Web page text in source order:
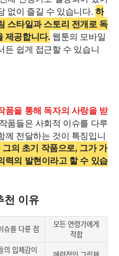
없이 즐길 수 있습니다.하
스타일과 스토리 전개로 독
제공합니다. 웹툰의 모바일
든 쉽게 접근할 수 있습니
품을 통해 독자의 사랑을 받
품들은 사회적 이슈를 다루
께 전달하는 것이 특징입니
의 초기 작품으로, 그가 가
력의 발현이라고 할 수 있습
천 이유
슈를 다룬 점
모든 연령가에게
적합
의 입체감이